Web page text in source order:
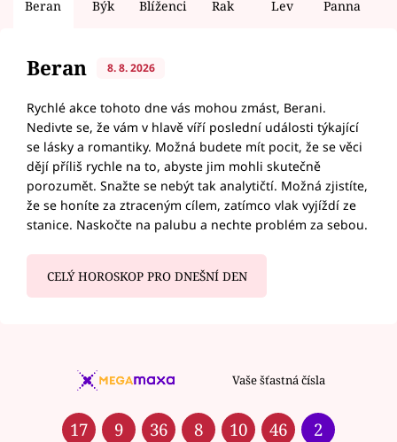
Beran Býk Blíženci Rak Lev Panna
Beran 8. 8. 2026
Rychlé akce tohoto dne vás mohou zmást, Berani.
Nedivte se, že vám v hlavě víří poslední události týkající
se lásky a romantiky. Možná budete mít pocit, že se věci
dějí příliš rychle na to, abyste jim mohli skutečně
porozumět. Snažte se nebýt tak analytičtí. Možná zjistíte,
že se honíte za ztraceným cílem, zatímco vlak vyjíždí ze
stanice. Naskočte na palubu a nechte problém za sebou.
CELÝ HOROSKOP PRO DNEŠNÍ DEN
Vaše šťastná čísla
17 9 36 8 10 46 2